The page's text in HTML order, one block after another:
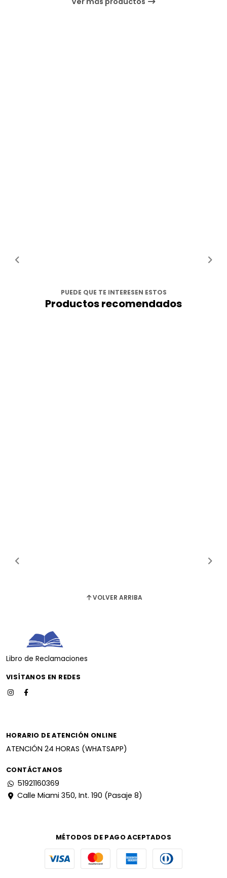
PUEDE QUE TE INTERESEN ESTOS
Productos recomendados
VOLVER ARRIBA
Libro de Reclamaciones
VISÍTANOS EN REDES
HORARIO DE ATENCIÓN ONLINE
ATENCIÓN 24 HORAS (WHATSAPP)
CONTÁCTANOS
51921160369
Calle Miami 350, Int. 190 (Pasaje 8)
MÉTODOS DE PAGO ACEPTADOS